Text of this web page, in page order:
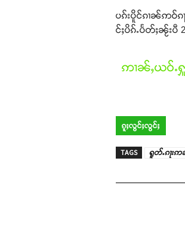
ပၵ်းပိူင်ၵၢၼ်ဢဝ်ၵ
င်ႈပိၵ်ႉပႅတ်ႈၼႂ်းပီ
ဢၢၼ်ႇယဝ်ႉ
ၵူႈလွင်ႈလွင်ႈ
TAGS ရူတ်ႉၵႃးဢ